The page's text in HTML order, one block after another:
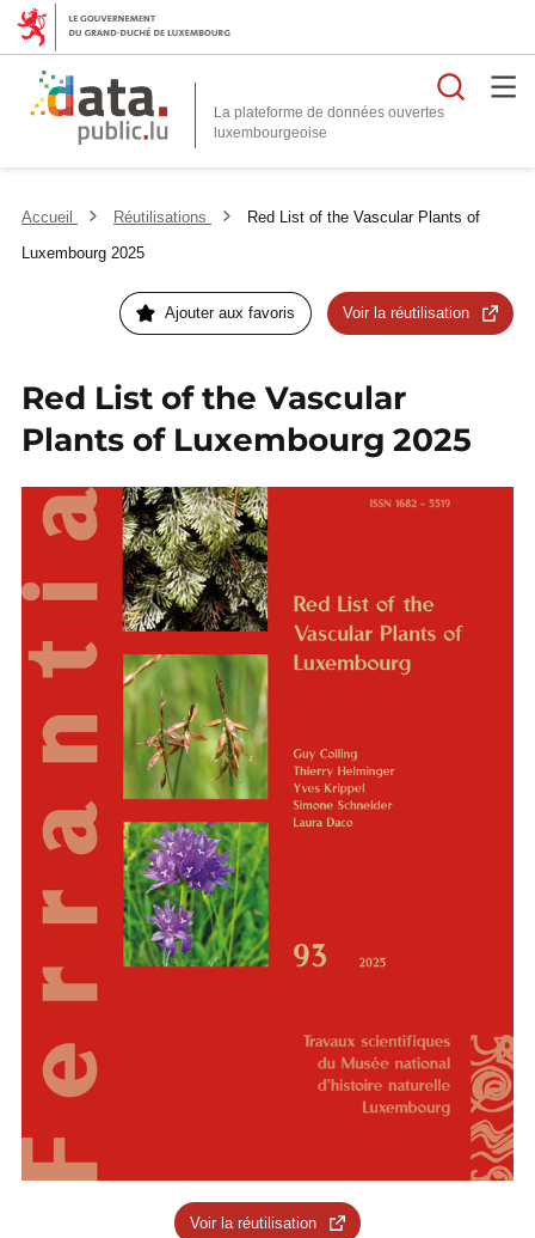
La plateforme de données ouvertes
Accueil Réutilisations
Red List of the Vascular Plants of
Luxembourg 2025
Ajouter aux favoris Voir la réutilisation
Red List of the Vascular
Plants of Luxembourg 2025
Voir la réutilisation